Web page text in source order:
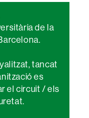
de la
tancat
es
el circuit / els